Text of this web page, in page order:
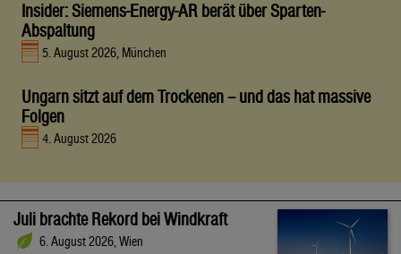
Insider: Siemens-Energy-AR berät über Sparten-
Abspaltung
5. August 2026, München
Ungarn sitzt auf dem Trockenen – und das hat massive
Folgen
4. August 2026
Juli brachte Rekord bei Windkraft
6. August 2026, Wien